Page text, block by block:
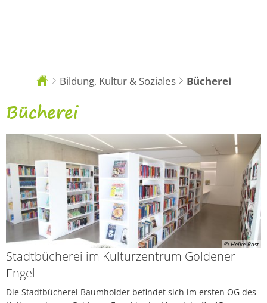
Sie
hier:
Bildung, Kultur & Soziales Bücherei
Bücherei
Bücherei
© Heike Rost
Stadtbücherei im Kulturzentrum Goldener
Engel
Die Stadtbücherei Baumholder befindet sich im ersten OG des